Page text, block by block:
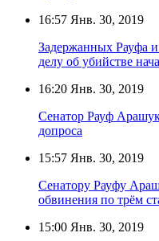
16:57 Янв. 30, 2019
Задержанных Рауфа
делу об убийстве
16:20 Янв. 30, 2019
Сенатор Рауф
допроса
15:57 Янв. 30, 2019
Сенатору Рауфу
обвинения по трём
15:00 Янв. 30, 2019